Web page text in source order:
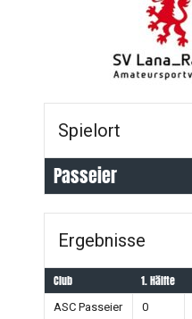
Spielort
Passeier
Ergebnisse
Club 1. Hälfte
ASC Passeier 0